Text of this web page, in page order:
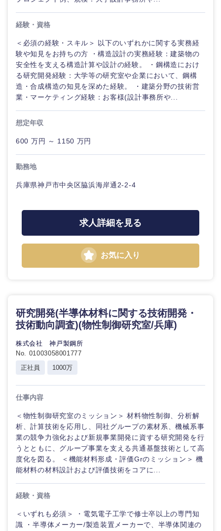
福岡県
沖縄県
経験・資格
＜必須の経験・スキル＞ 以下のいずれかに関する実務経
験や知見をお持ちの方 ・構造設計の実務経験：建築物の
安全性を支える構造計算や設計の経験。 ・鋼構造におけ
る研究開発経験：大学等の研究室や企業において、鋼構
造・合成構造の知見を深めた経験。 ・建築分野の技術営
業・マーケティング経験：お客様(設計事務所や...
想定年収
600 万円 ～ 1150 万円
勤務地
兵庫県神戸市中央区脇浜海岸通2-2-4
求人詳細を見る
お気に入り
研究開発(半導体材料に関する技術開発・
技術動向調査)(物性制御研究室/兵庫)
株式会社 神戸製鋼所
No. 01003058001777
正社員
1000万
仕事内容
＜物性制御研究室のミッション＞ 材料物性制御、分析解
析、計算技術を応用し、同社グループの素材系、機械系事
業の競争力強化および新規事業開発に資する研究開発を行
うとともに、グループ事業を支える共通基盤技術として高
度化を図る。 ＜機能材料形成・評価Grのミッション＞ 機
能材料の材料設計および評価技術をコアに...
経験・資格
＜いずれも必須＞ ・電気電子工学で修士卒以上の専門知
識 ・半導体メーカー/製造装置メーカーで、半導体関連の